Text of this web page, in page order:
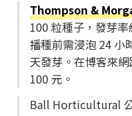
Thompson &
100 粒種子，發芽
播種前需浸泡 24 小
天發芽。在博客來
100 元。
Ball Horticultural